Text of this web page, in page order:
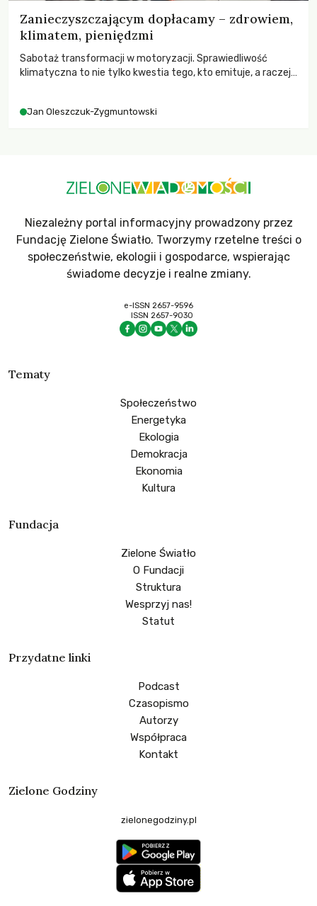
Zanieczyszczającym dopłacamy – zdrowiem,
klimatem, pieniędzmi
Sabotaż transformacji w motoryzacji. Sprawiedliwość
klimatyczna to nie tylko kwestia tego, kto emituje, a raczej
Jan Oleszczuk-Zygmuntowski
Niezależny portal informacyjny prowadzony przez
Fundację Zielone Światło. Tworzymy rzetelne treści o
społeczeństwie, ekologii i gospodarce, wspierając
świadome decyzje i realne zmiany.
e-ISSN 2657-9596
ISSN 2657-9030
Tematy
Społeczeństwo
Energetyka
Ekologia
Demokracja
Ekonomia
Kultura
Fundacja
Zielone Światło
O Fundacji
Struktura
Wesprzyj nas!
Statut
Przydatne linki
Podcast
Czasopismo
Autorzy
Współpraca
Kontakt
Zielone Godziny
zielonegodziny.pl